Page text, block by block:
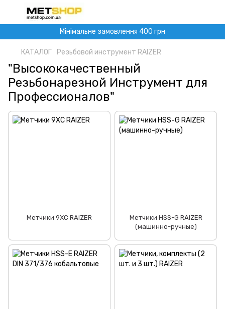
Мінімальне замовлення 400 грн
КАТАЛОГ Резьбовой инструмент RAIZER
"Высококачественный
Резьбонарезной Инструмент для
Профессионалов"
Метчики 9ХС RAIZER
Метчики HSS-G RAIZER
(машинно-ручные)